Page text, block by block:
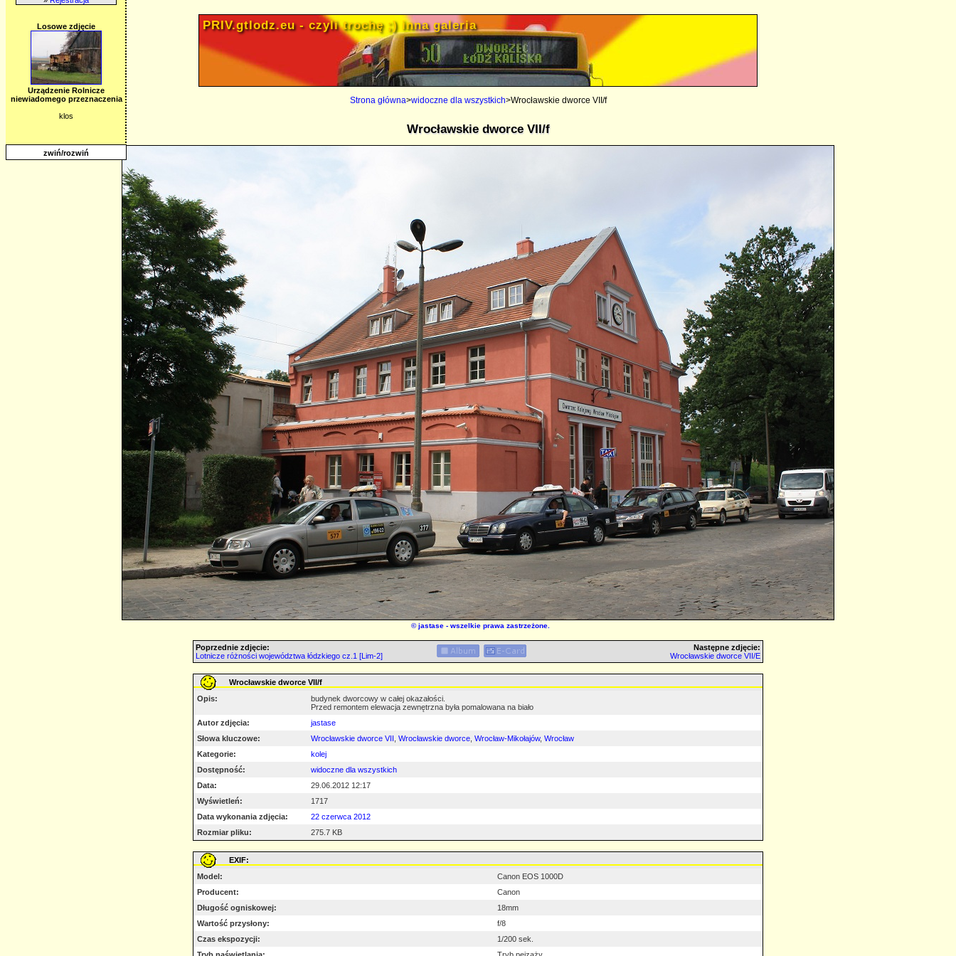
Losowe zdjęcie
Urządzenie Rolnicze
niewiadomego przeznaczenia
klos
zwiń/rozwiń
PRIV.gtlodz.eu - czyli trochę ;) inna galeria
Strona główna>widoczne dla wszystkich>Wrocławskie dworce VII/f
Wrocławskie dworce VII/f
©jastase- wszelkie prawa zastrzeżone.
Poprzednie zdjęcie:
Lotnicze różności województwa łódzkiego cz.1 [Lim-2]
Następne zdjęcie:
Wrocławskie dworce VII/E
Wrocławskie dworce VII/f
Opis:
budynek dworcowy w całej okazałości.
Przed remontem elewacja zewnętrzna była pomalowana na biało
Autor zdjęcia:
jastase
Słowa kluczowe:
Wrocławskie dworce VII Wrocławskie dworce Wrocław-Mikołajów, Wrocław
Kategorie:
kolej
Dostępność:
widoczne dla wszystkich
Data:
29.06.2012 12:17
Wyświetleń:
1717
Data wykonania zdjęcia:
22 czerwca 2012
Rozmiar pliku:
275.7 KB
EXIF:
Model:
Canon EOS 1000D
Producent:
Canon
Długość ogniskowej:
18mm
Wartość przysłony:
f/8
Czas ekspozycji:
1/200 sek.